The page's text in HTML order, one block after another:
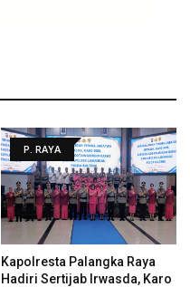
P. RAYA
Kapolresta Palangka Raya
Hadiri Sertijab Irwasda, Karo